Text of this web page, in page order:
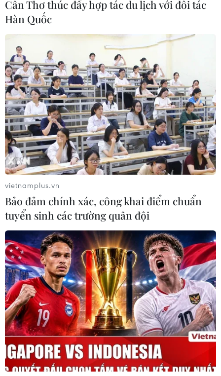
"Omicron tàng hình.
Tiêm chéo mũi tăng cường vaccine
COVID-19 giúp tăng khả năng miễn dịch
28/01/2022 10:58
Các nhà nghiên cứu cho biết việc tiêm chéo vaccine mũi
tăng cường làm tăng mức kháng thể trung hòa, cụ thể
là cao hơn từ 4,2 đến 76 lần so với mức trước khi tiêm
mũi tăng cường.
Cần Thơ thúc đẩy hợp tác du lịch với đối tác
Hàn Quốc
vietnamplus.vn
Bảo đảm chính xác, công khai điểm chuẩn
tuyển sinh các trường quân đội